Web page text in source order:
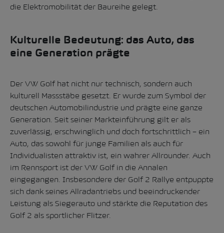
die Elektromobilität der Baureihe gelegt.
Kulturelle Bedeutung: das Auto, das
eine Generation prägte
Der VW Golf hat nicht nur technisch, sondern auch
kulturell Massstäbe gesetzt. Er wurde zum Symbol der
deutschen Automobilindustrie und prägte eine ganze
Generation. Seit seiner Markteinführung gilt er als
zuverlässig, erschwinglich und doch fortschrittlich – ein
Auto, das sowohl für junge Familien als auch für
Individualisten attraktiv ist, ein wahrer Allrounder. Auch
im Rennsport ist der VW Golf in die Annalen
eingegangen. Insbesondere der Golf 2 Rallye entpuppte
sich dank seines Allradantriebs und beeindruckender
Leistung als Siegerauto und stärkte die Reputation des
Golf 2 als sportlicher Flitzer.